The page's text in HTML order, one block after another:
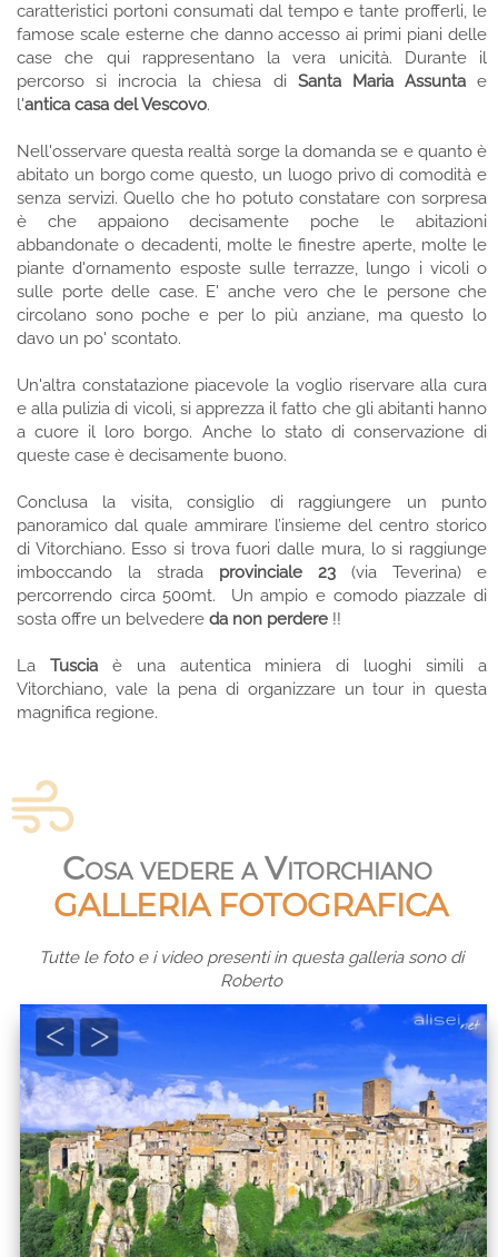
caratteristici portoni consumati dal tempo e tante profferli, le
famose scale esterne che danno accesso ai primi piani delle
case che qui rappresentano la vera unicità. Durante il
percorso si incrocia la chiesa di Santa Maria Assuntae
l'antica casa del Vescovo.
Nell'osservare questa realtà sorge la domanda se e quanto è
abitato un borgo come questo, un luogo privo di comodità e
senza servizi. Quello che ho potuto constatare con sorpresa
è che appaiono decisamente poche le abitazioni
abbandonate o decadenti, molte le finestre aperte, molte le
piante d'ornamento esposte sulle terrazze, lungo i vicoli o
sulle porte delle case. E' anche vero che le persone che
circolano sono poche e per lo più anziane, ma questo lo
davo un po' scontato.
Un'altra constatazione piacevole la voglio riservare alla cura
e alla pulizia di vicoli, si apprezza il fatto che gli abitanti hanno
a cuore il loro borgo. Anche lo stato di conservazione di
queste case è decisamente buono.
Conclusa la visita, consiglio di raggiungere un punto
panoramico dal quale ammirare l’insieme del centro storico
di Vitorchiano. Esso si trova fuori dalle mura, lo si raggiunge
imboccando la strada provinciale 23 (via Teverina) e
percorrendo circa 500mt. Un ampio e comodo piazzale di
sosta offre un belvedere da non perdere !!
La Tusciaè una autentica miniera di luoghi simili a
Vitorchiano, vale la pena di organizzare un tour in questa
magnifica regione.
Cosa vedere a Vitorchiano
GALLERIA FOTOGRAFICA
Tutte le foto e i video presenti in questa galleria sono di
Roberto